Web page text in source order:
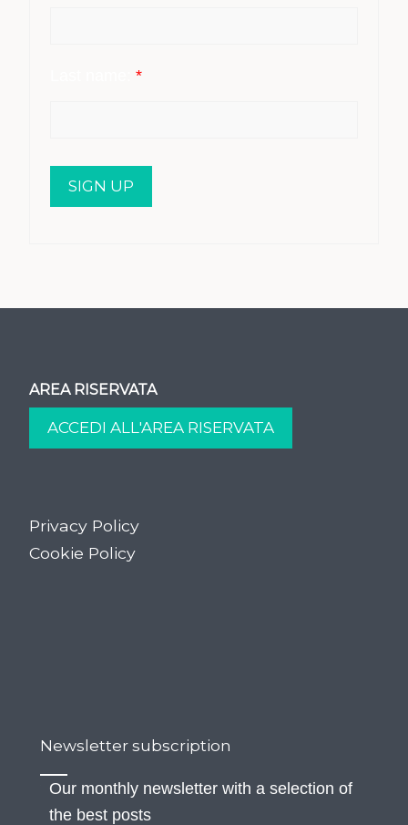
Last name:*
AREA RISERVATA
Privacy Policy
Cookie Policy
Newsletter subscription
Our monthly newsletter with a selection of
the best posts